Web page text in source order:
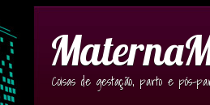
Coisas de gestação, parto e pós-